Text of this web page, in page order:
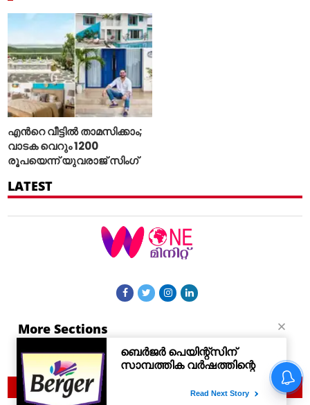
എന്‍റെ വീട്ടില്‍ താമസിക്കാം;
വാടക വെറും 1200
രൂപയെന്ന് യുവരാജ് സിംഗ്
LATEST
More Sections
Contact Us